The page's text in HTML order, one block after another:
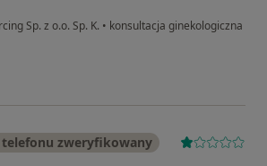
Sp. z o.o. Sp. K. • konsultacja ginekologiczna
zweryfikowany